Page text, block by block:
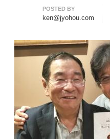
Author
POSTED BY
ken@jyohou.com